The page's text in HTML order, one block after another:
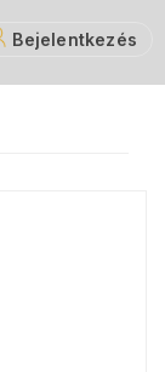
Bejelentkezés